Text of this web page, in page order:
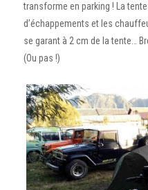
transforme en parking ! La
d’échappements et les
se garant à 2 cm de la tente…
(Ou pas !)